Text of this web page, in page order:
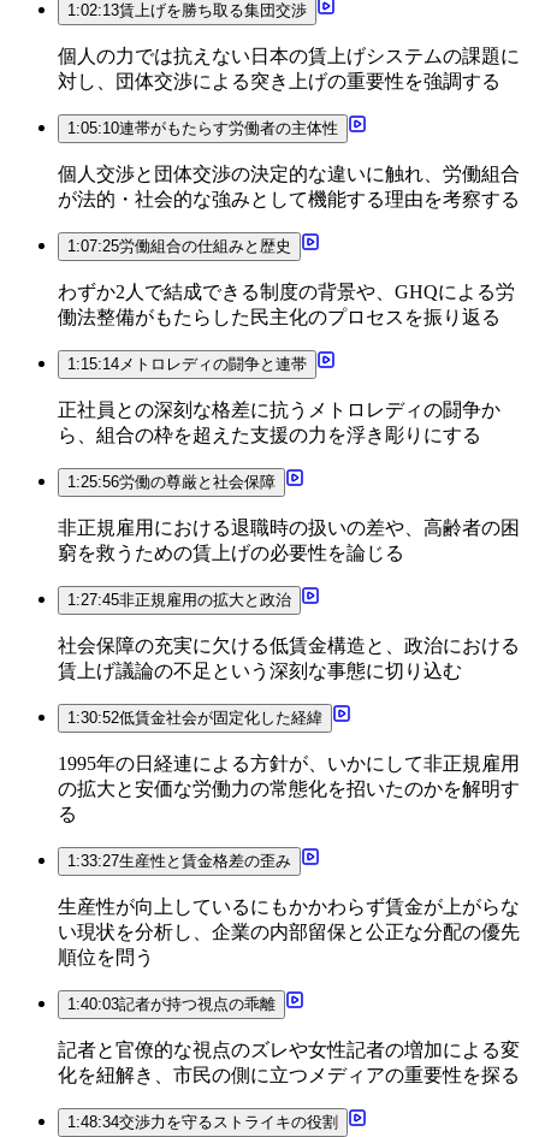
1:02:13賃上げを勝ち取る集団交渉
個人の力では抗えない日本の賃上げシステムの課題に
対し、団体交渉による突き上げの重要性を強調する
1:05:10連帯がもたらす労働者の主体性
個人交渉と団体交渉の決定的な違いに触れ、労働組合
が法的・社会的な強みとして機能する理由を考察する
1:07:25労働組合の仕組みと歴史
わずか2人で結成できる制度の背景や、GHQによる労
働法整備がもたらした民主化のプロセスを振り返る
1:15:14メトロレディの闘争と連帯
正社員との深刻な格差に抗うメトロレディの闘争か
ら、組合の枠を超えた支援の力を浮き彫りにする
1:25:56労働の尊厳と社会保障
非正規雇用における退職時の扱いの差や、高齢者の困
窮を救うための賃上げの必要性を論じる
1:27:45非正規雇用の拡大と政治
社会保障の充実に欠ける低賃金構造と、政治における
賃上げ議論の不足という深刻な事態に切り込む
1:30:52低賃金社会が固定化した経緯
1995年の日経連による方針が、いかにして非正規雇用
の拡大と安価な労働力の常態化を招いたのかを解明す
る
1:33:27生産性と賃金格差の歪み
生産性が向上しているにもかかわらず賃金が上がらな
い現状を分析し、企業の内部留保と公正な分配の優先
順位を問う
1:40:03記者が持つ視点の乖離
記者と官僚的な視点のズレや女性記者の増加による変
化を紐解き、市民の側に立つメディアの重要性を探る
1:48:34交渉力を守るストライキの役割